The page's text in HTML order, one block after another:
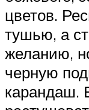
цветов.
тушью, а
желанию,
черную
карандаш.